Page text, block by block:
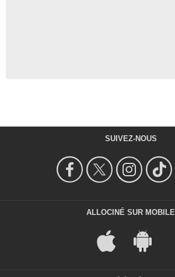
SUIVEZ-NOUS
ALLOCINÉ SUR MOBILE